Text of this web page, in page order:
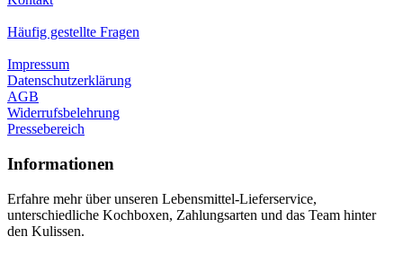
Häufig gestellte Fragen
Impressum
Datenschutzerklärung
AGB
Widerrufsbelehrung
Pressebereich
Informationen
Erfahre mehr über unseren Lebensmittel-Lieferservice,
unterschiedliche Kochboxen, Zahlungsarten und das Team hinter
den Kulissen.